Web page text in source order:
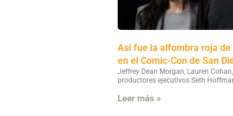
Así fue la alfombra roja de
en el Comic-Con de San
Jeffrey Dean Morgan, Lauren
productores ejecutivos Seth
Leer más »